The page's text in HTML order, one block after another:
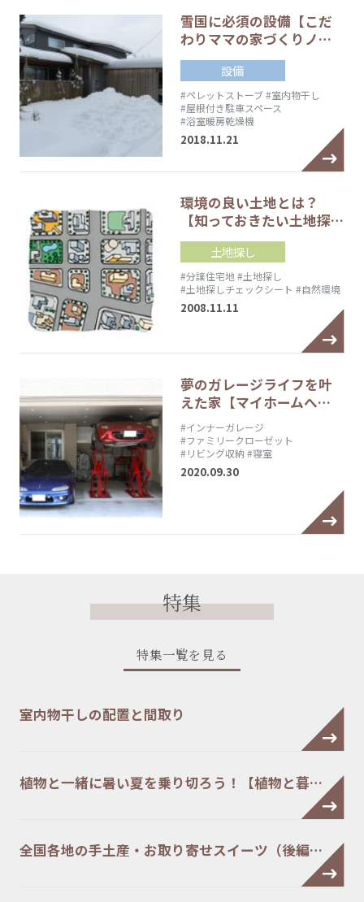
雪国に必須の設備【こだ
わりママの家づくりノ…
設備
#ペレットストーブ#室内物干し
#屋根付き駐車スペース
#浴室暖房乾燥機
2018.11.21
環境の良い土地とは？
【知っておきたい土地探…
土地探し
#分譲住宅地#土地探し
#土地探しチェックシート #自然環境
2008.11.11
夢のガレージライフを叶
えた家【マイホームへ…
#インナーガレージ
#ファミリークローゼット
#リビング収納 #寝室
2020.09.30
特集
特集一覧を見る
室内物干しの配置と間取り
植物と一緒に暑い夏を乗り切ろう！【植物と暮…
全国各地の手土産・お取り寄せスイーツ（後編…